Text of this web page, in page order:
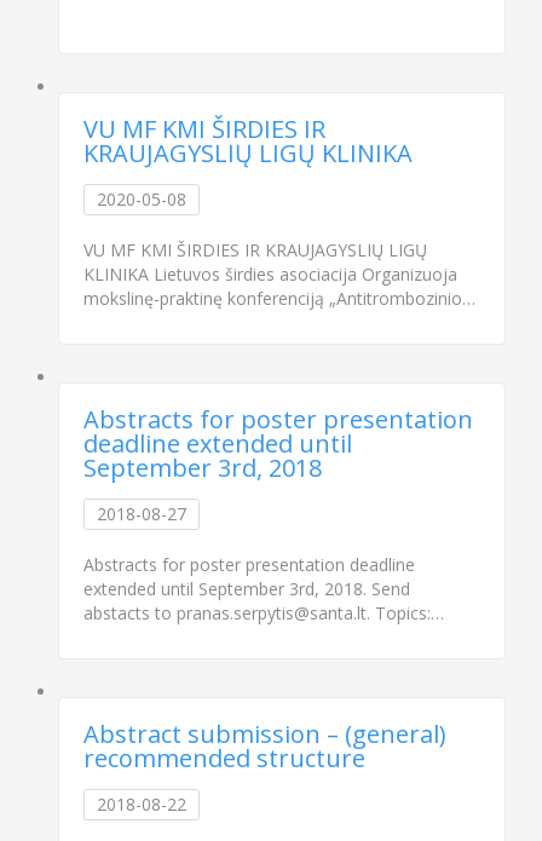
VU MF KMI ŠIRDIES IR
KRAUJAGYSLIŲ LIGŲ KLINIKA
2020-05-08
VU MF KMI ŠIRDIES IR KRAUJAGYSLIŲ LIGŲ
KLINIKA Lietuvos širdies asociacija Organizuoja
mokslinę-praktinę konferenciją „Antitrombozinio…
Abstracts for poster presentation
deadline extended until
September 3rd, 2018
2018-08-27
Abstracts for poster presentation deadline
extended until September 3rd, 2018. Send
abstacts to pranas.serpytis@santa.lt. Topics:…
Abstract submission – (general)
recommended structure
2018-08-22